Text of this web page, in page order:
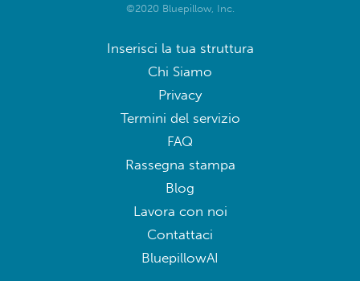
©2020 Bluepillow, Inc.
Inserisci la tua struttura
Chi Siamo
Privacy
Termini del servizio
FAQ
Rassegna stampa
Blog
Lavora con noi
Contattaci
BluepillowAI